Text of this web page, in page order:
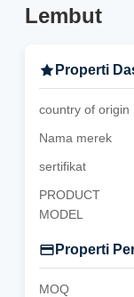
Lembut
Properti
country of origin
Nama merek
sertifikat
PRODUCT
MODEL
Properti
MOQ